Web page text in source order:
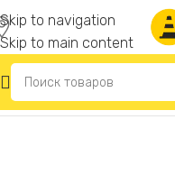
Skip to navigation
Skip to main content
Главная Съезды с бордюра